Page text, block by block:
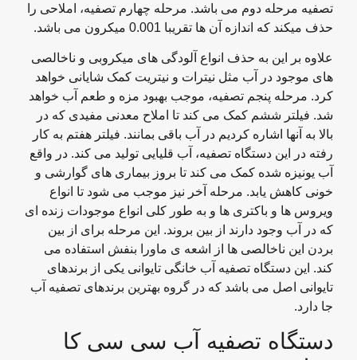
تصفیه مرحله دوم می باشد. مرحله چهارم تصفیه، املاحی را
حذف میکند که اندازه آن ها تقریبا 0.001 میکرون می باشد.
علاوه بر این به حذف انواع آلودگی های میکروبی و ناخالصی
های موجود در آب مثل نیترات و نیتریت کمک شایانی خواهد
کرد. مرحله پنجم تصفیه، موجب بهبود مزه و طعم آب خواهد
شد. فیلتر ششم کمک می کند تا املاح معدنی مفیدی که در
بالا به آنها اشاره کردیم در آب باقی بمانند. فیلتر هفتم به کار
رفته در این دستگاه تصفیه، آب قلیایی تولید می کند. در واقع
آب یونیزه شده کمک می کند تا بروز بیماری های گوارشی و
خونی کاهش یابد. مرحله آخر نیز موجب می شود تا انواع
ویروس ها و باکتری ها و به طور کلی انواع موجودات زنده ای
که در آب وجود دارند از بین بروند. این مرحله برای از بین
بردن این ناخالصی ها از اشعه ی ماورا بنفش استفاده می
کند. این دستگاه تصفیه آب خانگی تایوانی یکی از برندهای
تایوانی اصل می باشد که در گروه بهترین برندهای تصفیه آب
جا دارد.
دستگاه تصفیه آب سی سی کا